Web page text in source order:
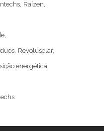
Raízen
Revolusolar
energética